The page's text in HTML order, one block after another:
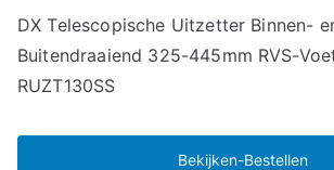
DX Telescopische Uitzetter Binnen-
Buitendraaiend 325-445mm RVS-
RUZT130SS
Bekijken-Bestellen